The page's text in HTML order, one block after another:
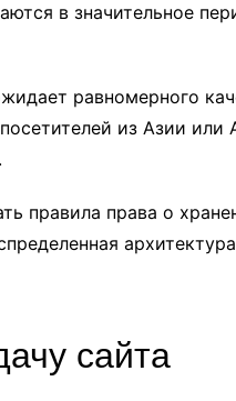
в значительное
равномерного
из Азии
правила права о
сайта